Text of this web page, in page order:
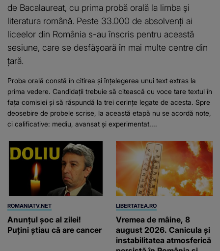
de Bacalaureat, cu prima probă orală la limba și
literatura română. Peste 33.000 de absolvenți ai
liceelor din România s-au înscris pentru această
sesiune, care se desfășoară în mai multe centre din
țară.
Proba orală constă în citirea și înțelegerea unui text extras la
prima vedere. Candidații trebuie să citească cu voce tare textul în
fața comisiei și să răspundă la trei cerințe legate de acesta. Spre
deosebire de probele scrise, la această etapă nu se acordă note,
ci calificative: mediu, avansat și experimentat....
ROMANIATV.NET
Anunţul şoc al zilei!
Puţini ştiau că are cancer
LIBERTATEA.RO
Vremea de mâine, 8
august 2026. Canicula și
instabilitatea atmosferică